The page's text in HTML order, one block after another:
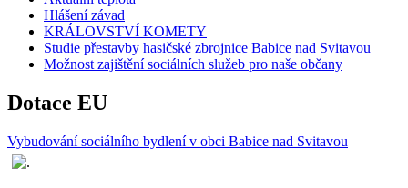
Hlášení závad
KRÁLOVSTVÍ KOMETY
Studie přestavby hasičské zbrojnice Babice nad Svitavou
Možnost zajištění sociálních služeb pro naše občany
Dotace EU
Vybudování sociálního bydlení v obci Babice nad Svitavou